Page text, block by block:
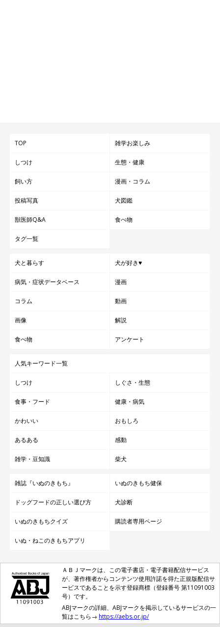
TOP 雑学お楽しみ
しつけ 生態・健康
飼い方 漫画・コラム
投稿写真 犬図鑑
獣医師Q&A 食べ物
タグ一覧
犬と暮らす 犬が好き♥
病気・症状データベース 漫画
コラム 動画
画像 解説
食べ物 アンケート
人気キーワード一覧
しつけ しぐさ・生態
食事・フード 健康・病気
かわいい おもしろ
あるある 感動
雑学・豆知識 柴犬
雑誌『いぬのきもち』 いぬのきもち健保
ドッグフードの正しい選び方 犬診断
いぬのきもちクイズ 購読者専用ページ
いぬ・ねこのきもちアプリ
ＡＢＪマークは、この電子書店・電子書籍配信サービス
が、著作権者からコンテンツ使用許諾を得た正規版配信サ
ービスであることを示す登録商標（登録番号 第11091003
号）です。
ABJマークの詳細、ABJマークを掲示しているサービスの一
覧はこちら→ https://aebs.or.jp/